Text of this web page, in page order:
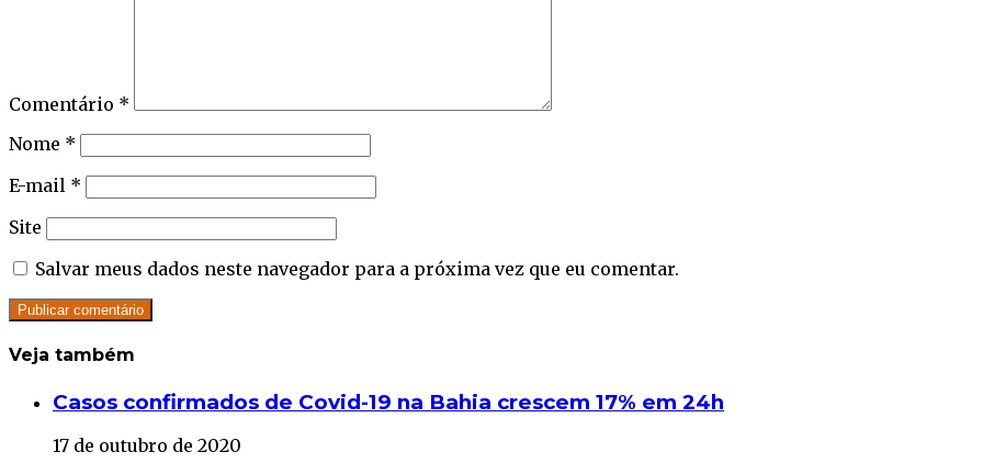
Comentário *
Nome *
E-mail *
Site
Salvar meus dados neste navegador para a próxima vez que eu comentar.
Veja também
CloseCasos confirmados de Covid-19 na Bahia crescem 17% em 24h
17 de outubro de 2020